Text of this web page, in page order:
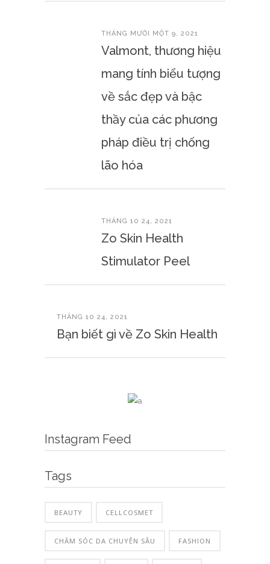
THÁNG MƯỜI MỘT 9, 2021
Valmont, thương hiệu
mang tính biểu tượng
về sắc đẹp và bậc
thầy của các phương
pháp điều trị chống
lão hóa
THÁNG 10 24, 2021
Zo Skin Health
Stimulator Peel
THÁNG 10 24, 2021
Bạn biết gì về Zo Skin Health
Instagram Feed
Tags
BEAUTY CELLCOSMET
CHĂM SÓC DA CHUYÊN SÂU FASHION